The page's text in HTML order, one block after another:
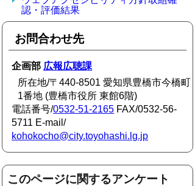
認・評価結果
お問合わせ先
企画部 広報広聴課
所在地/〒440-8501 愛知県豊橋市今橋町
1番地 (豊橋市役所 東館6階)
電話番号/0532-51-2165 FAX/0532-56-
5711 E-mail/
kohokocho@city.toyohashi.lg.jp
このページに関するアンケート